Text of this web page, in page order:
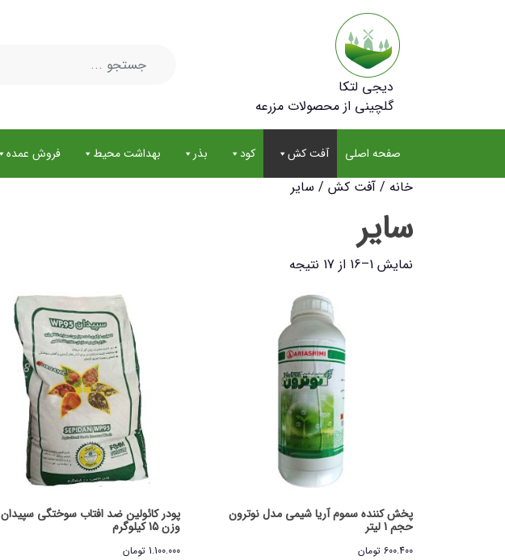
دیجی لتکا
گلچینی از محصولات مزرعه
صفحه اصلی آفت کش کود بذر بهداشت محیط فروش عمده
خانه / آفت کش / سایر
سایر
نمایش 1–16 از 17 نتیجه
پخش کننده سموم آریا شیمی مدل نوترون
حجم 1 لیتر
600.400 تومان
پودر کائولین ضد افتاب سوختگی سپیدان
وزن 15 کیلوگرم
1.100.000 تومان